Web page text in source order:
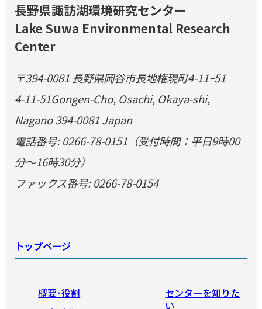
長野県諏訪湖環境研究センター
Lake Suwa Environmental Research
Center
〒394-0081 長野県岡谷市長地権現町4-11ｰ51
4-11-51Gongen-Cho, Osachi, Okaya-shi,
Nagano 394-0081 Japan
電話番号: 0266-78-0151（受付時間：平日9時00
分～16時30分）
ファックス番号: 0266-78-0154
トップページ
概要·役割
センターを知りた
い